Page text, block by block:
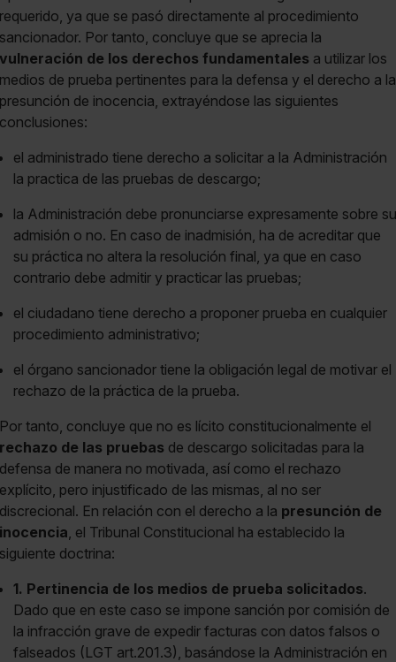
requerido, ya que se pasó directamente al procedimiento
sancionador. Por tanto, concluye que se aprecia la
vulneración de los derechos fundamentales a utilizar los
medios de prueba pertinentes para la defensa y el derecho a la
presunción de inocencia, extrayéndose las siguientes
conclusiones:
el administrado tiene derecho a solicitar a la Administración
la practica de las pruebas de descargo;
la Administración debe pronunciarse expresamente sobre su
admisión o no. En caso de inadmisión, ha de acreditar que
su práctica no altera la resolución final, ya que en caso
contrario debe admitir y practicar las pruebas;
el ciudadano tiene derecho a proponer prueba en cualquier
procedimiento administrativo;
el órgano sancionador tiene la obligación legal de motivar el
rechazo de la práctica de la prueba.
Por tanto, concluye que no es lícito constitucionalmente el
rechazo de las pruebas de descargo solicitadas para la
defensa de manera no motivada, así como el rechazo
explícito, pero injustificado de las mismas, al no ser
discrecional. En relación con el derecho a la presunción de
inocencia, el Tribunal Constitucional ha establecido la
siguiente doctrina:
1. Pertinencia de los medios de prueba solicitados.
Dado que en este caso se impone sanción por comisión de
la infracción grave de expedir facturas con datos falsos o
falseados (LGT art.201.3), basándose la Administración en